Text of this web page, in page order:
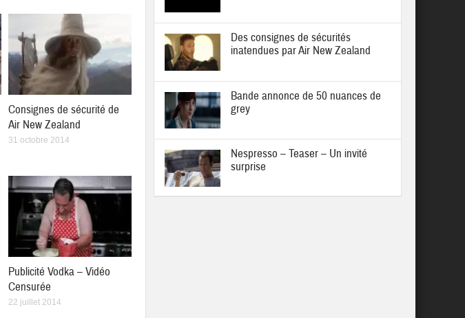
Consignes de sécurité de
Air New Zealand
31 octobre 2014
Publicité Vodka – Vidéo
Censurée
22 juillet 2014
Des consignes de sécurités
inatendues par Air New Zealand
Bande annonce de 50 nuances de
grey
Nespresso – Teaser – Un invité
surprise